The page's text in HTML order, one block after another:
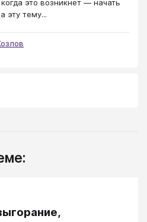
это возникнет — начать
эту тему...